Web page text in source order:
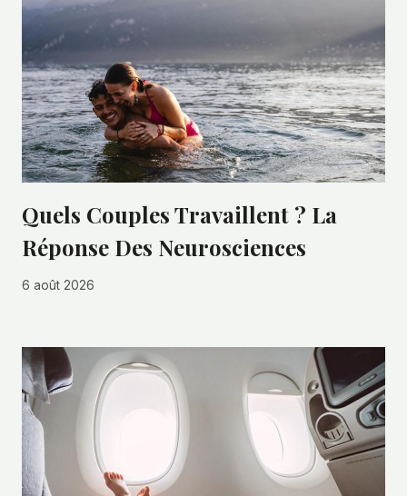
Quels Couples Travaillent ? La
Réponse Des Neurosciences
6 août 2026